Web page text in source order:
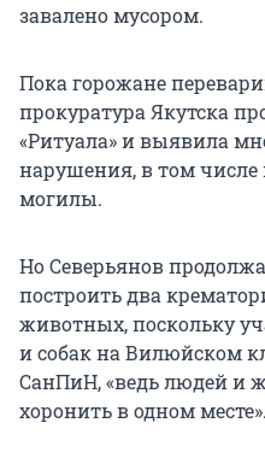
завалено мусором.
Пока горожане
прокуратура Якутска
«Ритуала» и выявила
нарушения, в том
могилы.
Но Северьянов
построить два
животных, поскольку
и собак на Вилюйском
СанПиН, «ведь людей и
хоронить в одном месте».